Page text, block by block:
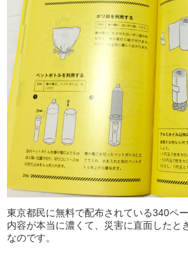
東京都民に無料で配布されている340ペ
内容が本当に濃くて、災害に直面したと
なのです。